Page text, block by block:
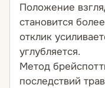
Положение
становится
отклик
углубляется.
Метод
последствий